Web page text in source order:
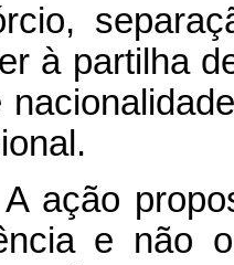
à partilha
ação
e não